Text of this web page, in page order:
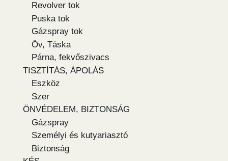
Revolver tok
Puska tok
Gázspray tok
Öv, Táska
Párna, fekvőszivacs
TISZTÍTÁS, ÁPOLÁS
Eszköz
Szer
ÖNVÉDELEM, BIZTONSÁG
Gázspray
Személyi és kutyariasztó
Biztonság